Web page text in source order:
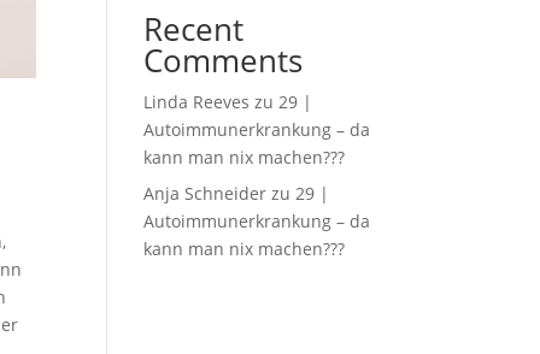
Recent
Comments
Linda Reeves zu29 |
Autoimmunerkrankung – da
kann man nix machen???
Anja Schneider zu29 |
Autoimmunerkrankung – da
kann man nix machen???